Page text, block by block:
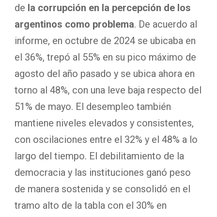
de la corrupción en la percepción de los
argentinos como problema. De acuerdo al
informe, en octubre de 2024 se ubicaba en
el 36%, trepó al 55% en su pico máximo de
agosto del año pasado y se ubica ahora en
torno al 48%, con una leve baja respecto del
51% de mayo. El desempleo también
mantiene niveles elevados y consistentes,
con oscilaciones entre el 32% y el 48% a lo
largo del tiempo. El debilitamiento de la
democracia y las instituciones ganó peso
de manera sostenida y se consolidó en el
tramo alto de la tabla con el 30% en